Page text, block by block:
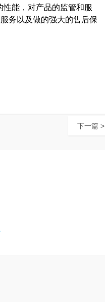
能，对产品的监管和服
务以及做的强大的售后保
下一篇 >